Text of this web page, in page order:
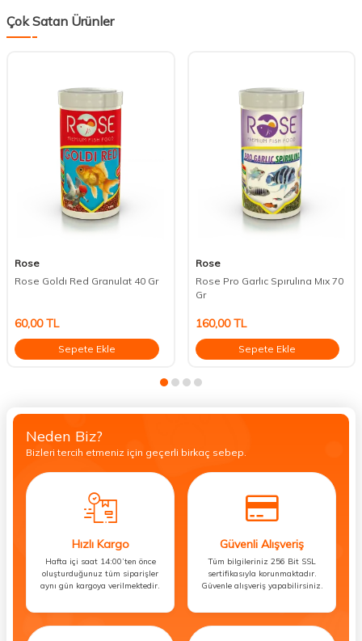
Çok Satan Ürünler
Rose
Rose Goldı Red Granulat 40 Gr
60,00TL
Sepete Ekle
Rose
Rose Pro Garlıc Spırulına Mıx 70
Gr
160,00TL
Sepete Ekle
Neden Biz?
Bizleri tercih etmeniz için geçerli birkaç sebep.
Hızlı Kargo
Hafta içi saat 14:00’ten önce
oluşturduğunuz tüm siparişler
aynı gün kargoya verilmektedir.
Güvenli Alışveriş
Tüm bilgileriniz 256 Bit SSL
sertifikasıyla korunmaktadır.
Güvenle alışveriş yapabilirsiniz.